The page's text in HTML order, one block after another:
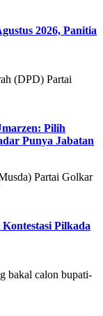
2026, Panitia
(DPD) Partai
Pilih
Punya Jabatan
Partai Golkar
Pilkada
bakal calon bupati-